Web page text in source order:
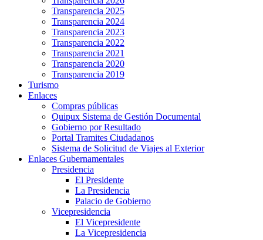
Transparencia 2025
Transparencia 2024
Transparencia 2023
Transparencia 2022
Transparencia 2021
Transparencia 2020
Transparencia 2019
Turismo
Enlaces
Compras públicas
Quipux Sistema de Gestión Documental
Gobierno por Resultado
Portal Tramites Ciudadanos
Sistema de Solicitud de Viajes al Exterior
Enlaces Gubernamentales
Presidencia
El Presidente
La Presidencia
Palacio de Gobierno
Vicepresidencia
El Vicepresidente
La Vicepresidencia